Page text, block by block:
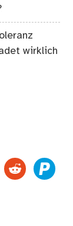
wirklich
reddit paypal